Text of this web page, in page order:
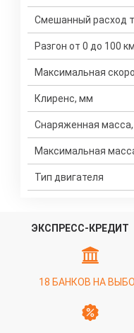
Смешанный расход
Разгон от 0 до 100
Максимальная
Клиренс, мм
Снаряженная масса,
Максимальная
Тип двигателя
ЭКСПРЕСС-КРЕДИТ
18 БАНКОВ НА